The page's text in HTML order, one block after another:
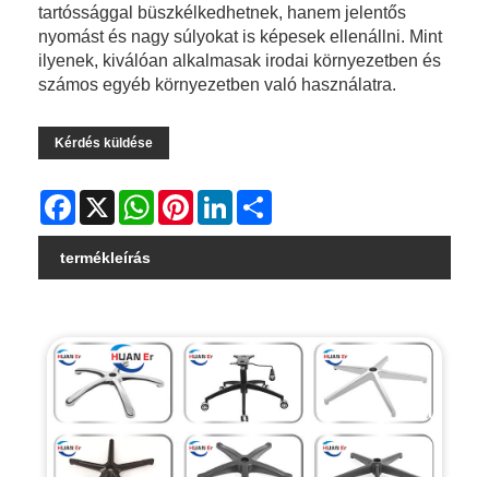
tartóssággal büszkélkedhetnek, hanem jelentős
nyomást és nagy súlyokat is képesek ellenállni. Mint
ilyenek, kiválóan alkalmasak irodai környezetben és
számos egyéb környezetben való használatra.
Kérdés küldése
Facebook
X WhatsAppPinterestLinkedIn
termékleírás